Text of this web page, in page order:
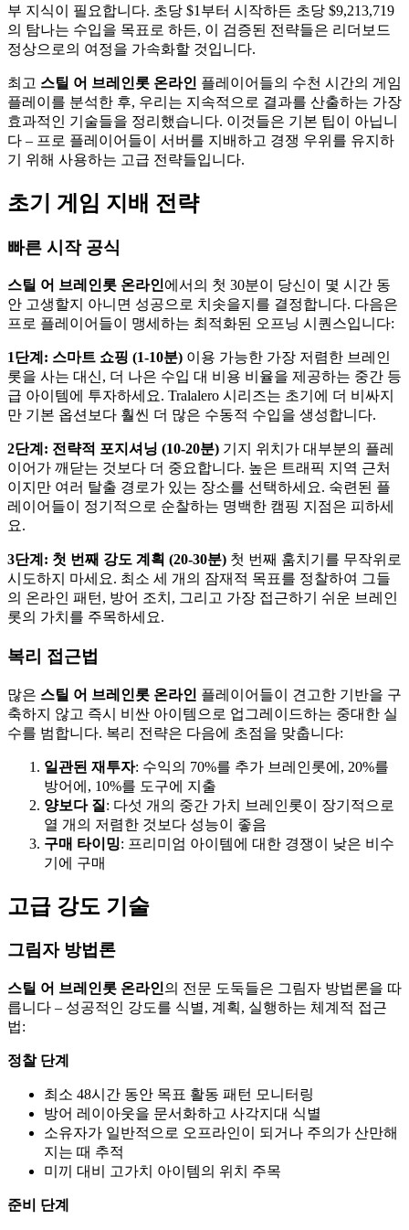
부 지식이 필요합니다. 초당 $1부터 시작하든 초당 $9,213,719
의 탐나는 수입을 목표로 하든, 이 검증된 전략들은 리더보드
정상으로의 여정을 가속화할 것입니다.
최고 스틸 어 브레인롯 온라인 플레이어들의 수천 시간의 게임
플레이를 분석한 후, 우리는 지속적으로 결과를 산출하는 가장
효과적인 기술들을 정리했습니다. 이것들은 기본 팁이 아닙니
다 – 프로 플레이어들이 서버를 지배하고 경쟁 우위를 유지하
기 위해 사용하는 고급 전략들입니다.
초기 게임 지배 전략
빠른 시작 공식
스틸 어 브레인롯 온라인에서의 첫 30분이 당신이 몇 시간 동
안 고생할지 아니면 성공으로 치솟을지를 결정합니다. 다음은
프로 플레이어들이 맹세하는 최적화된 오프닝 시퀀스입니다:
1단계: 스마트 쇼핑 (1-10분) 이용 가능한 가장 저렴한 브레인
롯을 사는 대신, 더 나은 수입 대 비용 비율을 제공하는 중간 등
급 아이템에 투자하세요. Tralalero 시리즈는 초기에 더 비싸지
만 기본 옵션보다 훨씬 더 많은 수동적 수입을 생성합니다.
2단계: 전략적 포지셔닝 (10-20분) 기지 위치가 대부분의 플레
이어가 깨닫는 것보다 더 중요합니다. 높은 트래픽 지역 근처
이지만 여러 탈출 경로가 있는 장소를 선택하세요. 숙련된 플
레이어들이 정기적으로 순찰하는 명백한 캠핑 지점은 피하세
요.
3단계: 첫 번째 강도 계획 (20-30분) 첫 번째 훔치기를 무작위로
시도하지 마세요. 최소 세 개의 잠재적 목표를 정찰하여 그들
의 온라인 패턴, 방어 조치, 그리고 가장 접근하기 쉬운 브레인
롯의 가치를 주목하세요.
복리 접근법
많은 스틸 어 브레인롯 온라인 플레이어들이 견고한 기반을 구
축하지 않고 즉시 비싼 아이템으로 업그레이드하는 중대한 실
수를 범합니다. 복리 전략은 다음에 초점을 맞춥니다:
일관된 재투자: 수익의 70%를 추가 브레인롯에, 20%를
방어에, 10%를 도구에 지출
양보다 질 : 다섯 개의 중간 가치 브레인롯이 장기적으로
열 개의 저렴한 것보다 성능이 좋음
구매 타이밍: 프리미엄 아이템에 대한 경쟁이 낮은 비수
기에 구매
고급 강도 기술
그림자 방법론
스틸 어 브레인롯 온라인의 전문 도둑들은 그림자 방법론을 따
릅니다 – 성공적인 강도를 식별, 계획, 실행하는 체계적 접근
법:
정찰 단계
최소 48시간 동안 목표 활동 패턴 모니터링
방어 레이아웃을 문서화하고 사각지대 식별
소유자가 일반적으로 오프라인이 되거나 주의가 산만해
지는 때 추적
미끼 대비 고가치 아이템의 위치 주목
준비 단계